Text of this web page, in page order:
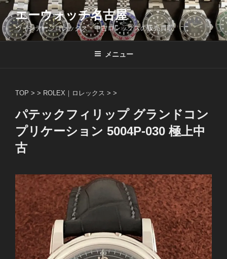
コ
ン
テ
ン
エーウォッチ名古屋
ヴィンテージロレックス・中古ロレックスの販売買取
メニュー
TOP > > ROLEX｜ロレックス > >
パテックフィリップ グランドコン
プリケーション 5004P-030 極上中
古